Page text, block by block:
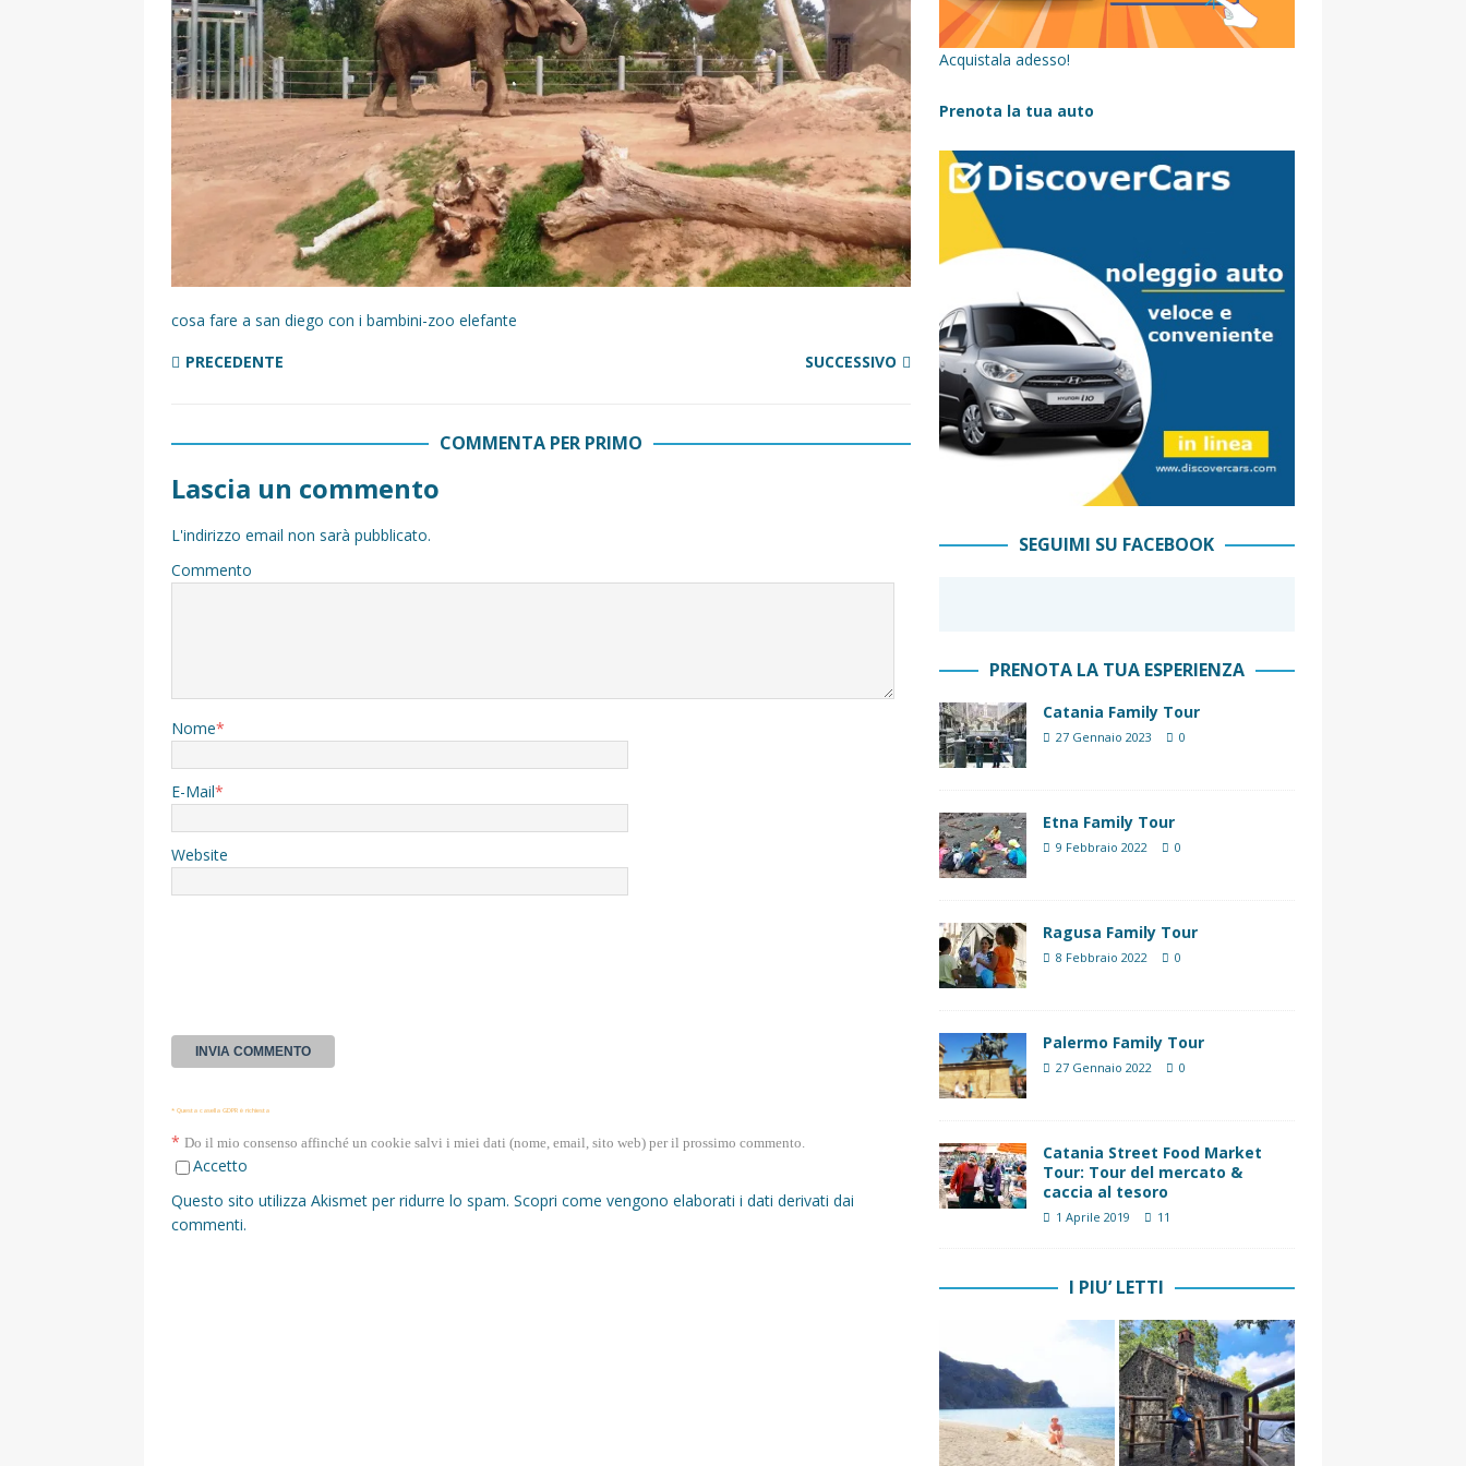
[ 2 Aprile 2025 ] Escursioni in Sicilia con bambini: itinerari imperdibili (+ consigli utili)- Parte 1
VIAGGI IN SICILIA
[ 17 Settembre 2023 ] Vendemmia con i bambini in Sicilia, dove andare?
FATTORIE
DIDATTICHE
[ 19 Gennaio 2023 ] Visitare la Fiumara d’Arte con i bambini, quando la natura incontra l’arte
VIAGGI IN SICILIA
[ 20 Marzo 2022 ] Cosa fare in Sicilia con i bambini: mare, attività e tour a prova di famiglia
VIAGGI IN SICILIA
cosa fare a san diego con i bambini-zoo elefante
PRECEDENTE
SUCCESSIVO
COMMENTA PER PRIMO
Lascia un commento
L'indirizzo email non sarà pubblicato.
Commento
Nome*
E-Mail*
Website
* Questa casella GDPR è richiesta
* Do il mio consenso affinché un cookie salvi i miei dati (nome, email, sito web) per il prossimo commento.
Accetto
Questo sito utilizza Akismet per ridurre lo spam. Scopri come vengono elaborati i dati derivati dai
commenti.
Acquistala adesso!
Prenota la tua auto
SEGUIMI SU FACEBOOK
PRENOTA LA TUA ESPERIENZA
Catania Family Tour
27 Gennaio 2023 0
Etna Family Tour
9 Febbraio 2022 0
Ragusa Family Tour
8 Febbraio 2022 0
Palermo Family Tour
27 Gennaio 2022 0
Catania Street Food Market
Tour: Tour del mercato &
caccia al tesoro
1 Aprile 2019 11
I PIU’ LETTI